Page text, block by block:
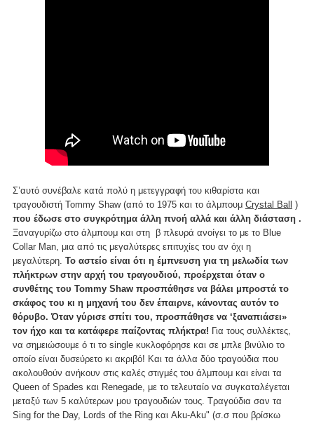
Σ’αυτό συνέβαλε κατά πολύ η μετεγγραφή του κιθαρίστα και
τραγουδιστή Tommy Shaw (από το 1975 και το άλμπουμ Crystal Ball )
που έδωσε στο συγκρότημα άλλη πνοή αλλά και άλλη διάσταση .
Ξαναγυρίζω στο άλμπουμ και στη β πλευρά ανοίγει το με το Blue
Collar Man, μια από τις μεγαλύτερες επιτυχίες του αν όχι η
μεγαλύτερη. Το αστείο είναι ότι η έμπνευση για τη μελωδία των
πλήκτρων στην αρχή του τραγουδιού, προέρχεται όταν ο
συνθέτης του Tommy Shaw προσπάθησε να βάλει μπροστά το
σκάφος του κι η μηχανή του δεν έπαιρνε, κάνοντας αυτόν το
θόρυβο. Όταν γύρισε σπίτι του, προσπάθησε να ‘ξαναπιάσει»
τον ήχο και τα κατάφερε παίζοντας πλήκτρα! Για τους συλλέκτες,
να σημειώσουμε ό τι το single κυκλοφόρησε και σε μπλε βινύλιο το
οποίο είναι δυσεύρετο κι ακριβό! Και τα άλλα δύο τραγούδια που
ακολουθούν ανήκουν στις καλές στιγμές του άλμπουμ και είναι τα
Queen of Spades και Renegade, με το τελευταίο να συγκαταλέγεται
μεταξύ των 5 καλύτερων μου τραγουδιών τους. Τραγούδια σαν τα
Sing for the Day, Lords of the Ring και Aku-Aku" (σ.σ που βρίσκω